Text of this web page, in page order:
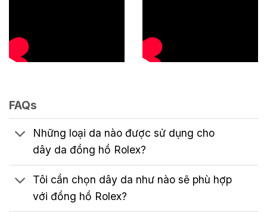
FAQs
Những loại da nào được sử dụng cho
dây da đồng hồ Rolex?
Tôi cần chọn dây da như nào sẽ phù hợp
với đồng hồ Rolex?